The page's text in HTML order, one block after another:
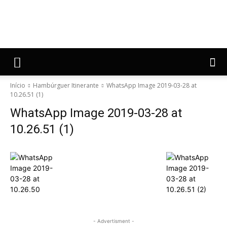
Início Hambúrguer Itinerante
WhatsApp Image 2019-03-28 at
10.26.51 (1)
WhatsApp Image 2019-03-28 at
10.26.51 (1)
- Advertisment -